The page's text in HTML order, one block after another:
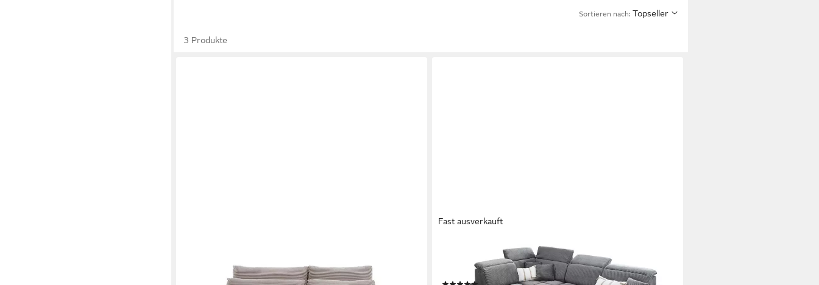
Sortieren nach: Topseller
3 Produkte
Ausziehfunktion, Bettkasten, B 224 x T 149 cm
Fast ausverkauft
Ecksofa LIVORNO, B 317 x T 234 cm, Dunkelgrau, Cord,
elektr. Sitztiefenverstellung, 5 Kopfteilverstellungen